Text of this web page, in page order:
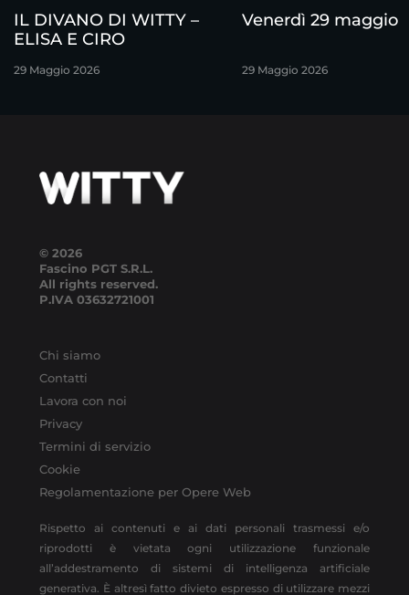
IL DIVANO DI WITTY –
ELISA E CIRO
29 Maggio 2026
Venerdì 29 maggio
29 Maggio 2026
© 2026
Fascino PGT S.R.L.
All rights reserved.
P.IVA 03632721001
Chi siamo
Contatti
Lavora con noi
Privacy
Termini di servizio
Cookie
Regolamentazione per Opere Web
Rispetto ai contenuti e ai dati personali trasmessi e/o
riprodotti è vietata ogni utilizzazione funzionale
all’addestramento di sistemi di intelligenza artificiale
generativa. È altresì fatto divieto espresso di utilizzare mezzi